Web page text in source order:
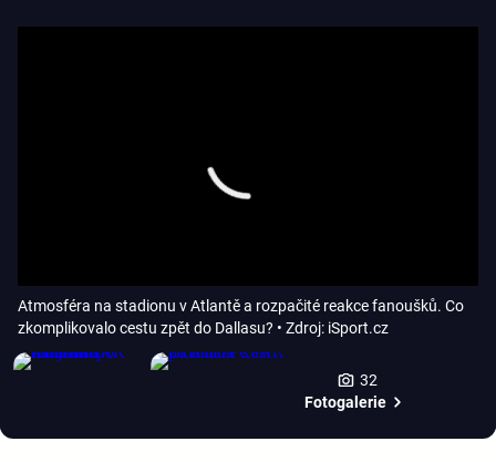
Atmosféra na stadionu v Atlantě a rozpačité reakce fanoušků. Co
zkomplikovalo cestu zpět do Dallasu? • Zdroj: iSport.cz
32
Fotogalerie